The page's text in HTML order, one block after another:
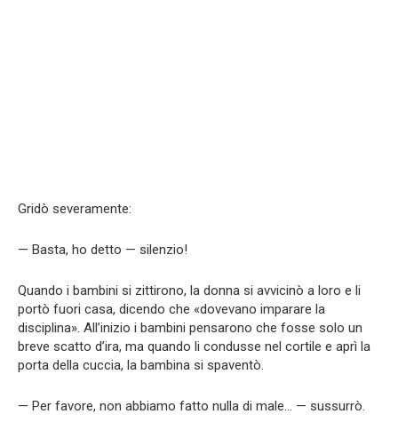
Gridò severamente:
— Basta, ho detto — silenzio!
Quando i bambini si zittirono, la donna si avvicinò a loro e li
portò fuori casa, dicendo che «dovevano imparare la
disciplina». All’inizio i bambini pensarono che fosse solo un
breve scatto d’ira, ma quando li condusse nel cortile e aprì la
porta della cuccia, la bambina si spaventò.
— Per favore, non abbiamo fatto nulla di male… — sussurrò.